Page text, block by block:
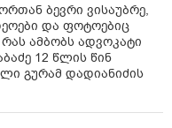
ბევრი ვისაუბრე,
და ფოტოებიც
ამბობს ადვოკატი
12 წლის წინ
გურამ დადიანიძის